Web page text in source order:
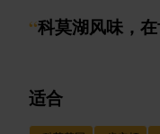
“科莫湖风味，
适合